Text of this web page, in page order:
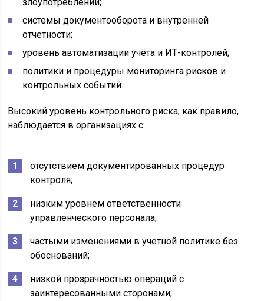
системы документооборота и внутренней
отчетности;
уровень автоматизации учёта и ИТ-контролей;
политики и процедуры мониторинга рисков и
контрольных событий.
Высокий уровень контрольного риска, как правило,
наблюдается в организациях с:
отсутствием документированных процедур
контроля;
низким уровнем ответственности
управленческого персонала;
частыми изменениями в учетной политике без
обоснований;
низкой прозрачностью операций с
заинтересованными сторонами;